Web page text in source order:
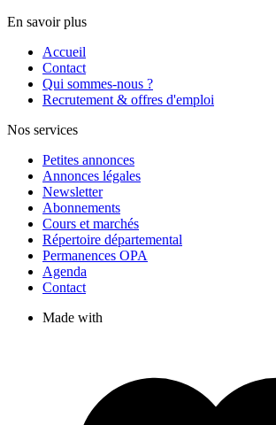
En savoir plus
Accueil
Contact
Qui sommes-nous ?
Recrutement & offres d'emploi
Nos services
Petites annonces
Annonces légales
Newsletter
Abonnements
Cours et marchés
Répertoire départemental
Permanences OPA
Agenda
Contact
Made with